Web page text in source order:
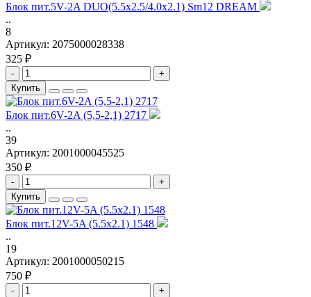
Блок пит.5V-2A DUO(5.5x2.5/4.0x2.1) Sm12 DREAM
..
8
Артикул: 2075000028338
325 ₽
-
+
Купить
Блок пит.6V-2A (5,5-2,1) 2717
..
39
Артикул: 2001000045525
350 ₽
-
+
Купить
Блок пит.12V-5A (5.5x2.1) 1548
..
19
Артикул: 2001000050215
750 ₽
-
+